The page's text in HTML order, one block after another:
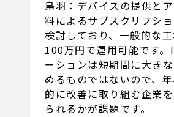
鳥羽：デバイスの提供と
料によるサブスクリプシ
検討しており、一般的な
100万円で運用可能です
ーションは短期間に大き
めるものではないので、
的に改善に取り組む企業
られるかが課題です。